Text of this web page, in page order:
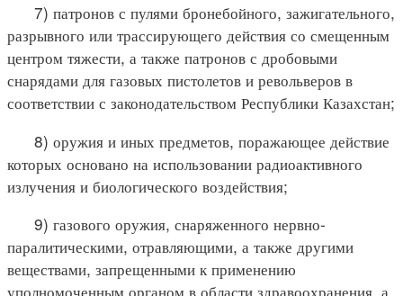
7) патронов с пулями бронебойного, зажигательного,
разрывного или трассирующего действия со смещенным
центром тяжести, а также патронов с дробовыми
снарядами для газовых пистолетов и револьверов в
соответствии с законодательством Республики Казахстан;
8) оружия и иных предметов, поражающее действие
которых основано на использовании радиоактивного
излучения и биологического воздействия;
9) газового оружия, снаряженного нервно-
паралитическими, отравляющими, а также другими
веществами, запрещенными к применению
уполномоченным органом в области здравоохранения, а